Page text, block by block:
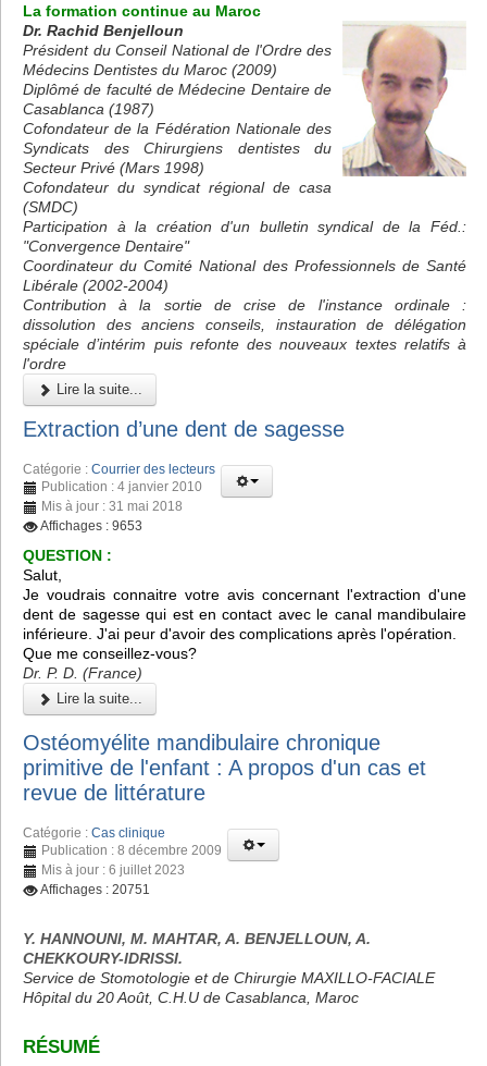
La formation continue au Maroc
Dr. Rachid Benjelloun
Président du Conseil National de l'Ordre des
Médecins Dentistes du Maroc (2009)
Diplômé de faculté de Médecine Dentaire de
Casablanca (1987)
Cofondateur de la Fédération Nationale des
Syndicats des Chirurgiens dentistes du
Secteur Privé (Mars 1998)
Cofondateur du syndicat régional de casa
(SMDC)
Participation à la création d'un bulletin syndical de la Féd.:
"Convergence Dentaire"
Coordinateur du Comité National des Professionnels de Santé
Libérale (2002-2004)
Contribution à la sortie de crise de l'instance ordinale :
dissolution des anciens conseils, instauration de délégation
spéciale d’intérim puis refonte des nouveaux textes relatifs à
l'ordre
Lire la suite...
Extraction d’une dent de sagesse
Catégorie : Courrier des lecteurs
Publication : 4 janvier 2010
Mis à jour : 31 mai 2018
Affichages : 9653
QUESTION :
Salut,
Je voudrais connaitre votre avis concernant l'extraction d'une
dent de sagesse qui est en contact avec le canal mandibulaire
inférieure. J'ai peur d'avoir des complications après l'opération.
Que me conseillez-vous?
Dr. P. D. (France)
Lire la suite...
Ostéomyélite mandibulaire chronique
primitive de l'enfant : A propos d'un cas et
revue de littérature
Catégorie : Cas clinique
Publication : 8 décembre 2009
Mis à jour : 6 juillet 2023
Affichages : 20751
Y. HANNOUNI, M. MAHTAR, A. BENJELLOUN, A.
CHEKKOURY-IDRISSI.
Service de Stomotologie et de Chirurgie MAXILLO-FACIALE
Hôpital du 20 Août, C.H.U de Casablanca, Maroc
RÉSUMÉ